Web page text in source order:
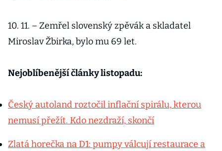
10. 11. – Zemřel slovenský zpěvák a skladatel
Miroslav Žbirka, bylo mu 69 let.
Nejoblíbenější články listopadu:
Český autoland roztočil inflační spirálu, kterou
nemusí přežít. Kdo nezdraží, skončí
Zlatá horečka na D1: pumpy válcují restaurace a